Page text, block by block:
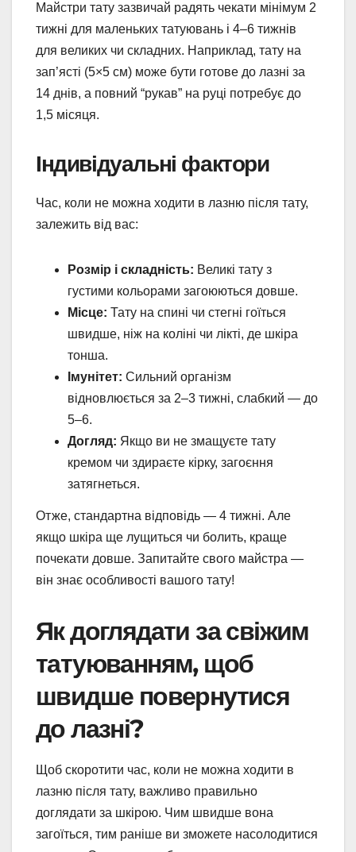
Майстри тату зазвичай радять чекати мінімум 2
тижні для маленьких татуювань і 4–6 тижнів
для великих чи складних. Наприклад, тату на
зап’ясті (5×5 см) може бути готове до лазні за
14 днів, а повний “рукав” на руці потребує до
1,5 місяця.
Індивідуальні фактори
Час, коли не можна ходити в лазню після тату,
залежить від вас:
Розмір і складність: Великі тату з
густими кольорами загоюються довше.
Місце: Тату на спині чи стегні гоїться
швидше, ніж на коліні чи лікті, де шкіра
тонша.
Імунітет: Сильний організм
відновлюється за 2–3 тижні, слабкий — до
5–6.
Догляд: Якщо ви не змащуєте тату
кремом чи здираєте кірку, загоєння
затягнеться.
Отже, стандартна відповідь — 4 тижні. Але
якщо шкіра ще лущиться чи болить, краще
почекати довше. Запитайте свого майстра —
він знає особливості вашого тату!
Як доглядати за свіжим
татуюванням, щоб
швидше повернутися
до лазні?
Щоб скоротити час, коли не можна ходити в
лазню після тату, важливо правильно
доглядати за шкірою. Чим швидше вона
загоїться, тим раніше ви зможете насолодитися